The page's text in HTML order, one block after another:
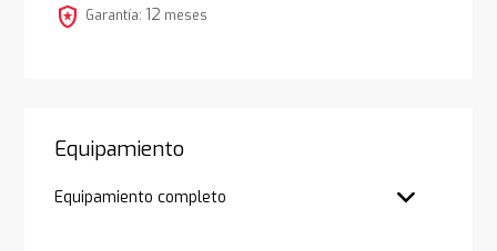
local_police Garantía: 12 meses
Equipamiento
Equipamiento completo